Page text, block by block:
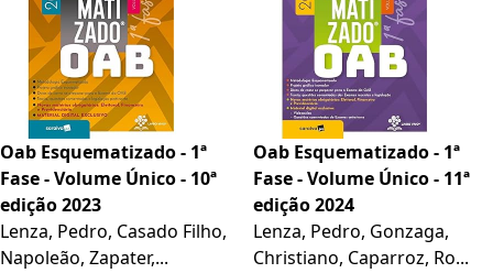
Oab Esquematizado - 1ª
Fase - Volume Único - 10ª
edição 2023
Lenza, Pedro, Casado Filho,
Napoleão, Zapater,...
Oab Esquematizado - 1ª
Fase - Volume Único - 11ª
edição 2024
Lenza, Pedro, Gonzaga,
Christiano, Caparroz, Ro...